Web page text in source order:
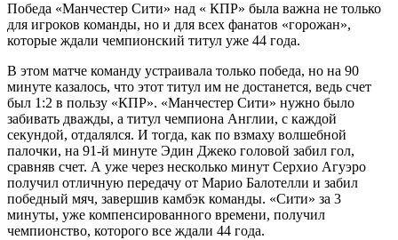
Победа «Манчестер Сити» над « КПР» была важна не только
для игроков команды, но и для всех фанатов «горожан»,
которые ждали чемпионский титул уже 44 года.
В этом матче команду устраивала только победа, но на 90
минуте казалось, что этот титул им не достанется, ведь счет
был 1:2 в пользу «КПР». «Манчестер Сити» нужно было
забивать дважды, а титул чемпиона Англии, с каждой
секундой, отдалялся. И тогда, как по взмаху волшебной
палочки, на 91-й минуте Эдин Джеко головой забил гол,
сравняв счет. А уже через несколько минут Серхио Агуэро
получил отличную передачу от Марио Балотелли и забил
победный мяч, завершив камбэк команды. «Сити» за 3
минуты, уже компенсированного времени, получил
чемпионство, которого все ждали 44 года.